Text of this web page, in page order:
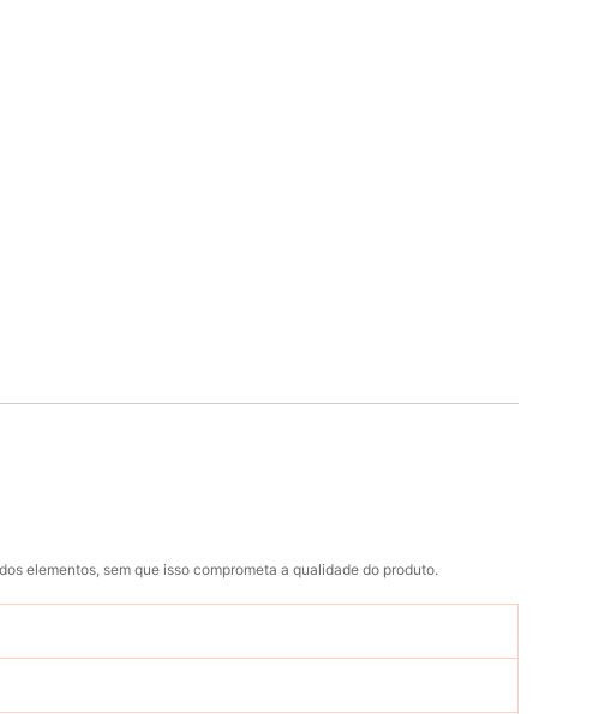
elementos, sem que isso comprometa a qualidade do produto.